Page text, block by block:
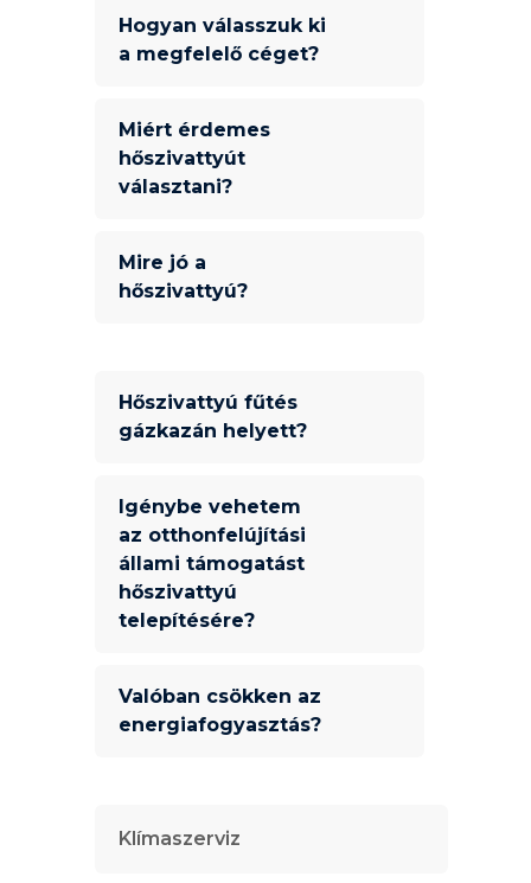
Klímaszerviz
Hogyan válasszuk ki
a megfelelő céget?
Miért érdemes
hőszivattyút
választani?
Mire jó a
hőszivattyú?
Hőszivattyú fűtés
gázkazán helyett?
Igénybe vehetem
az otthonfelújítási
állami támogatást
hőszivattyú
telepítésére?
Valóban csökken az
energiafogyasztás?